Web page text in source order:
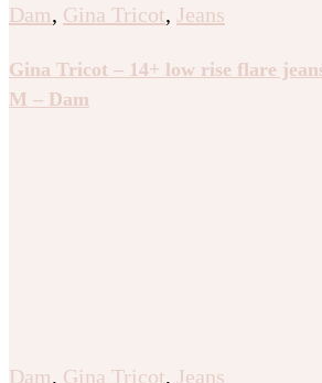
Dam, Gina Tricot, Jeans
Gina Tricot – 14+ low rise flare
M – Dam
Dam, Gina Tricot, Jeans